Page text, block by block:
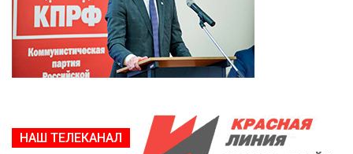
НАШ ТЕЛЕКАНАЛ